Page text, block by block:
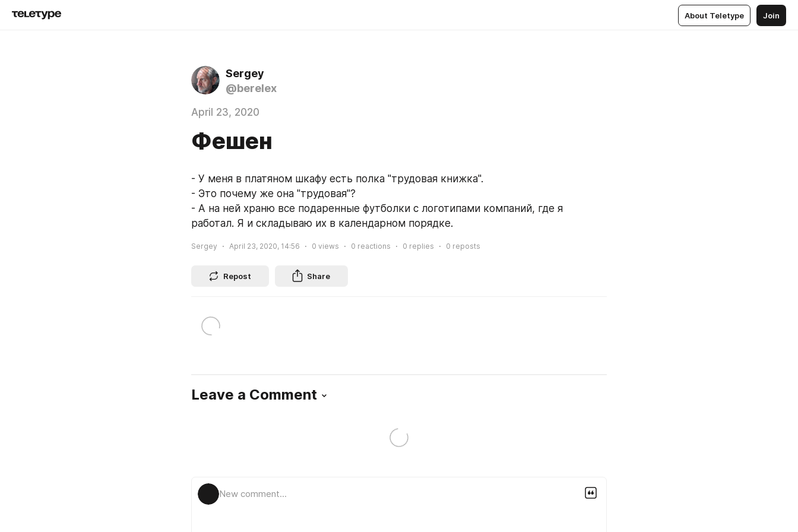
About Teletype Join
Sergey
@berelex
April 23, 2020
Фешен
- У меня в платяном шкафу есть полка "трудовая книжка".
- Это почему же она "трудовая"?
- А на ней храню все подаренные футболки с логотипами компаний, где я
работал. Я и складываю их в календарном порядке.
Sergey April 23, 2020, 14:56 0 views 0 reactions 0 replies 0 reposts
Repost Share
Leave a Comment